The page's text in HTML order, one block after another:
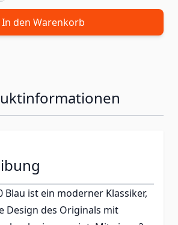
In den Warenkorb
Blau ist ein moderner Klassiker,
Design des Originals mit